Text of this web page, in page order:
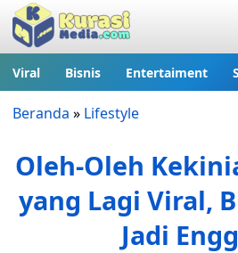
Viral Bisnis Entertaiment
Beranda » Lifestyle
Oleh-Oleh
yang Lagi Viral,
Jadi